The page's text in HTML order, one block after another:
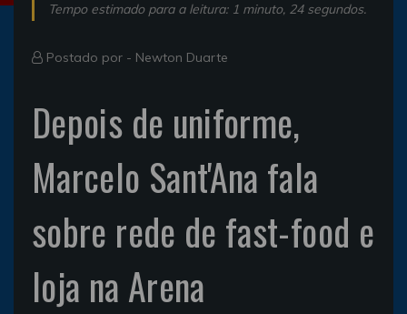
Tempo estimado para a leitura: 1 minuto, 24 segundos.
Postado por - Newton Duarte
Depois de uniforme,
Marcelo Sant'Ana fala
sobre rede de fast-food e
loja na Arena